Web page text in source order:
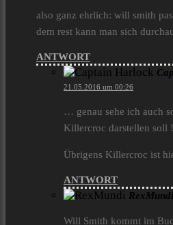
also ganz ehrlich: will smith
dem rest kann man sich
ANTWORT
21.05.2016 um 00:26
… genau sehe ich auch
Killercroc darstellen soll
Übrigens Killercroc ist
ANTWORT
RexMundi
Will Smith kommt im